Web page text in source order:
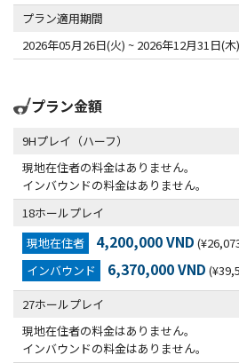
プラン適用期間
2026年05月26日(火) ~ 2026年12月31日(木)
プラン金額
9Hプレイ（ハーフ）
現地在住者の料金はありません。
インバウンドの料金はありません。
18ホールプレイ
現地在住者
4,200,000 VND
インバウンド
6,370,000 VND
27ホールプレイ
現地在住者の料金はありません。
インバウンドの料金はありません。